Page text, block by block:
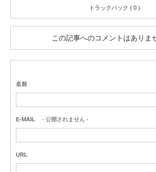
トラックバック ( 0 )
この記事へのコメントはありま
名前
E-MAIL - 公開されません -
URL